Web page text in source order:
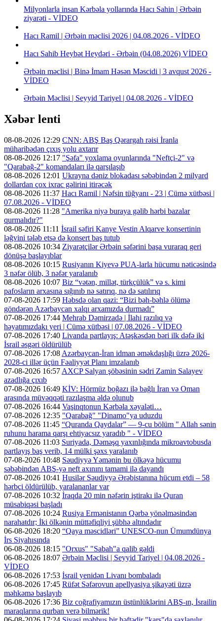
Milyonlarla insan Kərbəla yollarında Hacı Sahin | Ərbəin
ziyarəti - VİDEO
Hacı Ramil | Ərbəin məclisi 2026 | 04.08.2026 - VİDEO
Hacı Sahib Heybət Heydəri - Ərbəin (04.08.2026) VİDEO
Ərbəin məclisi | Binə İmam Həsən Məscidi | 3 avqust 2026 -
VİDEO
Ərbəin Məclisi | Seyyid Tariyel | 04.08.2026 - VİDEO
Xəbər lenti
08-08-2026 12:29 CNN: ABŞ Baş Qərargah rəisi İranla
müharibədən çıxış yolu axtarır
08-08-2026 12:17 "Şəfa" yoxlama oyunlarında "Neftçi-2" və
"Qarabağ-2" komandaları ilə qarşılaşıb
08-08-2026 12:01 Ukrayna dəniz blokadası səbəbindən 2 milyard
dollardan çox ixrac gəlirini itirəcək
08-08-2026 11:37 Hacı Ramil | Nəfsin tüğyanı - 23 | Cümə xütbəsi |
07.08.2026 - VİDEO
08-08-2026 11:28 "Amerika niyə buraya gəlib hərbi bazalar
qurmalıdır?"
08-08-2026 11:11 İsrail səfiri Kanye Vestin Alqarve konsertinin
ləğvini tələb etsə də konsert baş tutub
08-08-2026 10:34 Ziyarətçilər Ərbəin səfərini başa vuraraq geri
dönüşə başlayıblar
08-08-2026 10:15 Rusiyanın Kiyevə PUA-larla hücumu nəticəsində
3 nəfər ölüb, 3 nəfər yaralanıb
08-08-2026 10:07 Biz “vətən, millət, türkçülük” və s. kimi
pafosların arxasına sığınıb nə satırıq, nə də satılırıq
07-08-2026 17:59 Həbsdə olan qazi: “Bizi bəh-bəhlə ölümə
göndərən Azərbaycan xalqı arxamızda durmadı”
07-08-2026 17:44 Mehrab Dəmirzadə | İlahi razılıq və
həyatımızdakı yeri | Cümə xütbəsi | 07.08.2026 - VİDEO
07-08-2026 17:40 Livanda partlayış: Atəşkəsdən bəri ilk dəfə iki
İsrail əsgəri öldürülüb
07-08-2026 17:08 Azərbaycan-İran idman əməkdaşlığı üzrə 2026-
2028-ci illər üçün Fəaliyyət Planı imzalanıb
07-08-2026 16:57 AXCP Salyan şöbəsinin sədri Zamin Salayev
azadlığa çıxıb
07-08-2026 16:49 KİV: Hörmüz boğazı ilə bağlı İran və Oman
arasında müvəqqəti razılaşma əldə olunub
07-08-2026 16:44 Vaşinqtonun Kərbəla xəyaləti…
07-08-2026 12:35 "Qarabağ" "Dinamo"ya uduzdu
07-08-2026 11:45 “Quranda Qaydalar” — 9-cu bölüm " Allah sənin
ruhunu harama qarşı ehtiyacsız yaradıb " - VİDEO
07-08-2026 11:03 Suriyada, Dəməşq yaxınlığında mikroavtobusda
partlayış baş verib, 14 mülki şəxs yaralanıb
07-08-2026 10:48 Səudiyyə Yəmənin bu ölkəyə hücumu
səbəbindən ABŞ-yə neft axınını tamami ilə dayandı
07-08-2026 10:41 Husilər Səudiyyə Ərəbistanına hücum etdi – 58
hərbçi öldürülüb, yaralananlar var
07-08-2026 10:32 İraqda 20 min nəfərin iştirakı ilə Quran
müsabiqəsi başladı
07-08-2026 10:24 Rusiya Ermənistanın Qərbə yönəlməsindən
narahatdır; İki ölkənin müttəfiqliyi şübhə altındadır
06-08-2026 18:20 “Qaya məscidləri” UNESCO-nun Ümumdünya
İrs Siyahısında
06-08-2026 18:15 "Orxus" "Sabah"a qalib gəldi
06-08-2026 18:07 Ərbəin Məclisi | Seyyid Tariyel | 04.08.2026 -
VİDEO
06-08-2026 17:53 İsrail yenidən Livanı bombaladı
06-08-2026 17:45 Rüfət Səfərovun apellyasiya şikayəti üzrə
məhkəmə başlayıb
06-08-2026 17:36 Biz coğrafiyamızın üstünlüklərini ABŞ-ın, İsrailin
maraqlarına qurban verə bilmərik!